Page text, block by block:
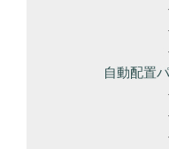
自動配置